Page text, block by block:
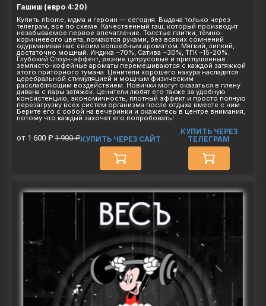
Гашиш (евро 4:20)
Купить nbome, мдма и героин — сегодня. Выдача только через
телеграм, всё по схеме. Качественный гаш, который производит
незабываемое первое впечатление. Толстые плитки, тёмно-
коричневого цвета, ломаются руками, без всяких сомнений
одурманивая нас своим волшебным ароматом. Мягкий, липкий,
достаточно мощный. Индика ~70%, Сатива ~30%, ТГК ~15-20%.
Глубокий Стоун-эффект, резкие цитрусовые и приглушенные
землисто-кофейные ароматы перемешиваются с каждой затяжкой
этого приторного тумана. Ценители хорошего накура насладятся
церебральной стимуляцией и мощным физическим
расслабляющим воздействием. Новички могут оказаться в плену
дивана с пары затяжек. Ценители любят его также за удобную
консистенцию, экономичность, плотный эффект и просто полную
перезагрузку всех систем организма после отдыха вместе с ним.
Берите его с собой на вечеринки и окажетесь в центре внимания,
потому что каждый захочет его попробовать!
от 1 600 ₽ 1 900 ₽КУПИТЬ ЧЕРЕЗ САЙТ
КУПИТЬ ЧЕРЕЗ
ТЕЛЕГРАМ